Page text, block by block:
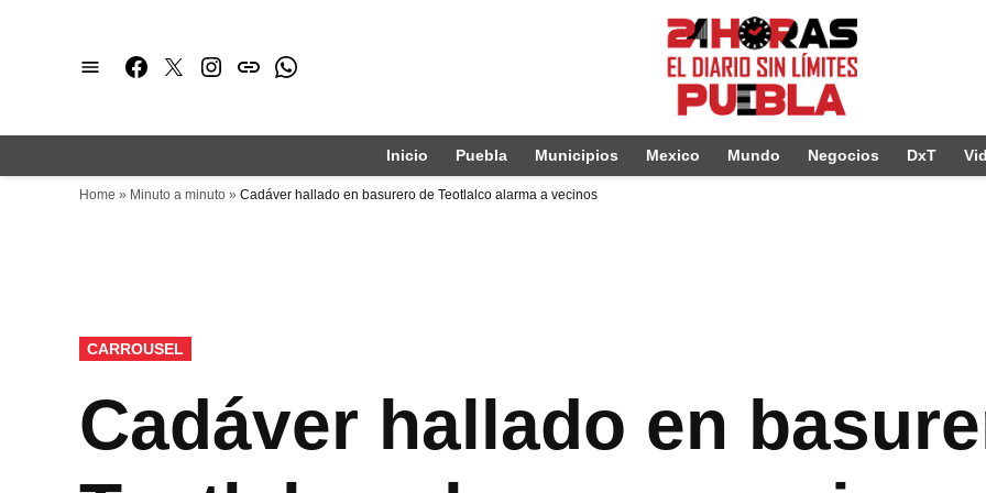
Facebook
TwitterInstagram
issuuWhatsapp
Inicio Puebla Municipios Mexico Mundo Negocios DxT
Home » Minuto a minuto » Cadáver hallado en basurero de Teotlalco alarma a vecinos
PUBLICADO
EN
CARROUSEL
Cadáver hallado en